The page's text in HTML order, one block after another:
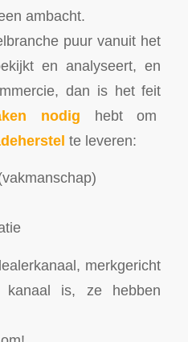
ambacht.
puur vanuit het
en analyseert, en
dan is het feit
nodig hebt om
te leveren:
merkgericht
kanaal is, ze hebben